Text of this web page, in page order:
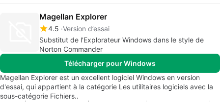
Magellan Explorer
4.5 Version d’essai
Substitut de l'Explorateur Windows dans le style de
Norton Commander
Télécharger pour Windows
Magellan Explorer est un excellent logiciel Windows en version
d'essai, qui appartient à la catégorie Les utilitaires logiciels avec la
sous-catégorie Fichiers..